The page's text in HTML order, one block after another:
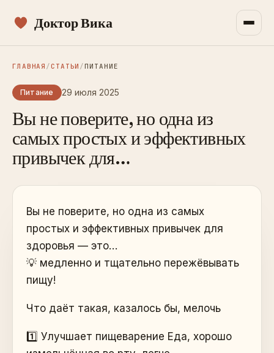
Доктор Вика
ГЛАВНАЯ /СТАТЬИ /ПИТАНИЕ
Питание 29 июля 2025
Вы не поверите, но одна из
самых простых и эффективных
привычек для…
Вы не поверите, но одна из самых
простых и эффективных привычек для
здоровья — это…
💡 медленно и тщательно пережёвывать
пищу!
Что даёт такая, казалось бы, мелочь
1️⃣ Улучшает пищеварение Еда, хорошо